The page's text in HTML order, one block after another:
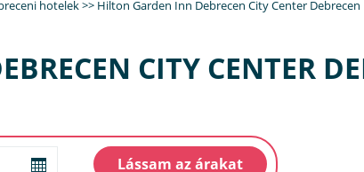
hotelek>> Hilton Garden Inn Debrecen City Center Debrecen
CITY CENTER